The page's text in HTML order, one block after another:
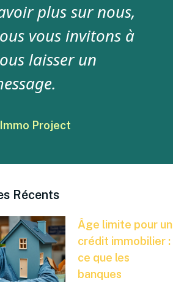
plus sur nous,
vous invitons à
laisser un
Project
Récents
Âge limite pour un
crédit immobilier :
ce que les
banques